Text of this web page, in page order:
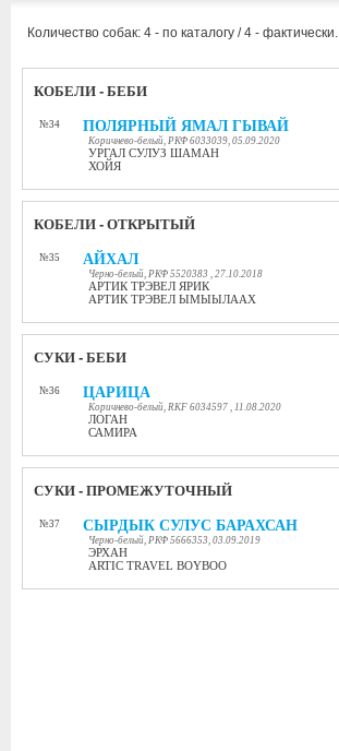
Количество собак: 4 - по каталогу / 4 - фактически.
КОБЕЛИ - БЕБИ
№34 ПОЛЯРНЫЙ ЯМАЛ ГЫВАЙ
Коричнево-белый, РКФ 6033039, 05.09.2020
УРГАЛ СУЛУЗ ШАМАН
ХОЙЯ
КОБЕЛИ - ОТКРЫТЫЙ
№35 АЙХАЛ
Черно-белый, РКФ 5520383 , 27.10.2018
АРТИК ТРЭВЕЛ ЯРИК
АРТИК ТРЭВЕЛ ЫМЫЫЛААХ
СУКИ - БЕБИ
№36 ЦАРИЦА
Коричнево-белый, RKF 6034597 , 11.08.2020
ЛОГАН
САМИРА
СУКИ - ПРОМЕЖУТОЧНЫЙ
№37 СЫРДЫК СУЛУС БАРАХСАН
Черно-белый, РКФ 5666353, 03.09.2019
ЭРХАН
ARTIC TRAVEL BOYBOO